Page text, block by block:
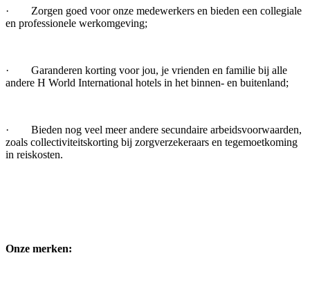
· Zorgen goed voor onze medewerkers en bieden een collegiale
en professionele werkomgeving;
· Garanderen korting voor jou, je vrienden en familie bij alle
andere H World International hotels in het binnen- en buitenland;
· Bieden nog veel meer andere secundaire arbeidsvoorwaarden,
zoals collectiviteitskorting bij zorgverzekeraars en tegemoetkoming
in reiskosten.
Onze merken: